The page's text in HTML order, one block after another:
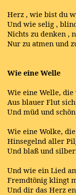
Herz , wie bist du
Und wie selig ,
Nichts zu denken ,
Nur zu atmen und
Wie eine Welle
Wie eine Welle, die
Aus blauer Flut
Und müd und
Wie eine Wolke,
Hinsegelnd aller
Und blaß und
Und wie ein Lied
Fremdtönig klingt
Und dir das Herz